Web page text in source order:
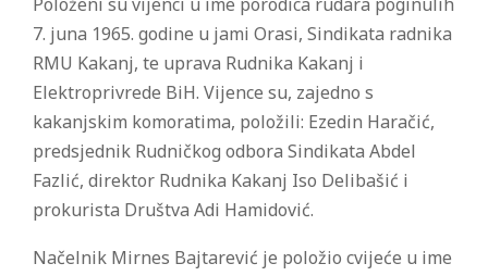
7. juna 1965. godine u jami Orasi, Sindikata radnika
RMU Kakanj, te uprava Rudnika Kakanj i
Elektroprivrede BiH. Vijence su, zajedno s
kakanjskim komoratima, položili: Ezedin Haračić,
predsjednik Rudničkog odbora Sindikata Abdel
Fazlić, direktor Rudnika Kakanj Iso Delibašić i
prokurista Društva Adi Hamidović.
Načelnik Mirnes Bajtarević je položio cvijeće u ime